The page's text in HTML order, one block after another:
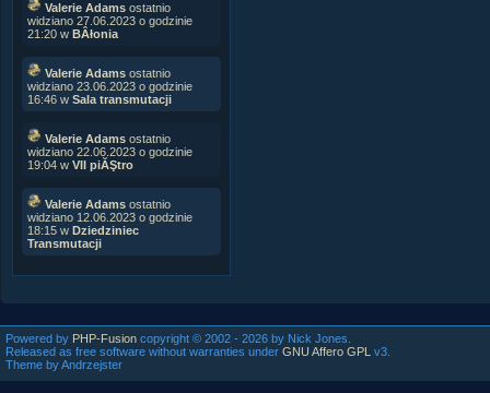
Valerie Adams ostatnio
widziano 27.06.2023 o godzinie
21:20 w BÂłonia
Valerie Adams ostatnio
widziano 23.06.2023 o godzinie
16:46 w Sala transmutacji
Valerie Adams ostatnio
widziano 22.06.2023 o godzinie
19:04 w VII piĂŞtro
Valerie Adams ostatnio
widziano 12.06.2023 o godzinie
18:15 w Dziedziniec
Transmutacji
Powered by PHP-Fusion copyright © 2002 - 2026 by Nick Jones.
Released as free software without warranties under GNU Affero GPL
v3.
Theme by Andrzejster